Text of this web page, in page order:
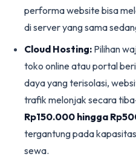
performa website bisa
di server yang sama
Cloud Hosting: Pilihan
toko online atau portal
daya yang terisolasi,
trafik melonjak secara
Rp150.000 hingga
tergantung pada
sewa.